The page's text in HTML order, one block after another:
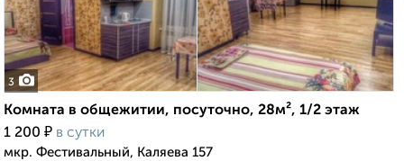
3
Комната в общежитии, посуточно, 28м², 1/2 этаж
1 200 ₽ в сутки
мкр. Фестивальный, Каляева 157